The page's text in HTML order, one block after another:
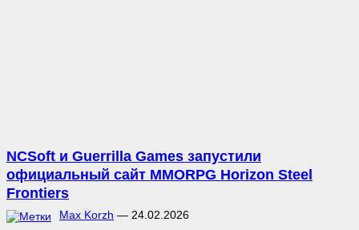
NCSoft и Guerrilla Games запустили
официальный сайт MMORPG Horizon Steel
Frontiers
Max Korzh — 24.02.2026